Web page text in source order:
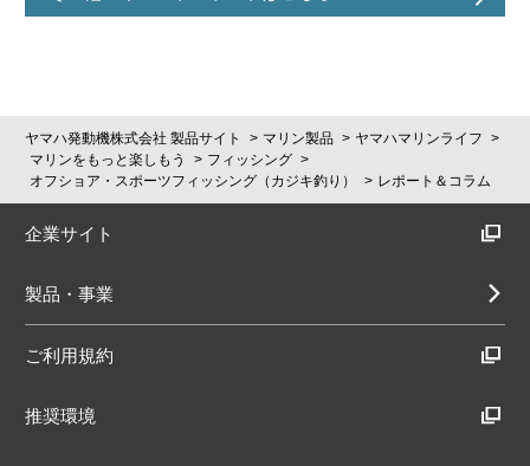
ヤマハ発動機株式会社 製品サイト マリン製品
ヤマハマリンライフ
マリンをもっと楽しもう
フィッシング
オフショア・スポーツフィッシング（カジキ釣り）
レポート＆コラム
企業サイト
製品・事業
ご利用規約
推奨環境